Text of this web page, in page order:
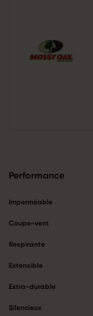
Performance
Imperméable
Coupe-vent
Respirante
Extensible
Extra-durable
Silencieux